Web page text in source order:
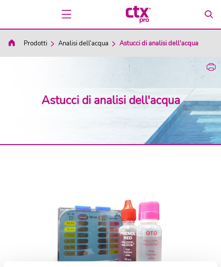
Prodotti Analisi dell’acqua Astucci di analisi dell'acqua
Astucci di analisi dell'acqua